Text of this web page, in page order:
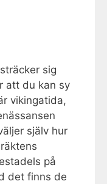
sig
att du kan sy
vikingatida,
själv hur
på
det finns de